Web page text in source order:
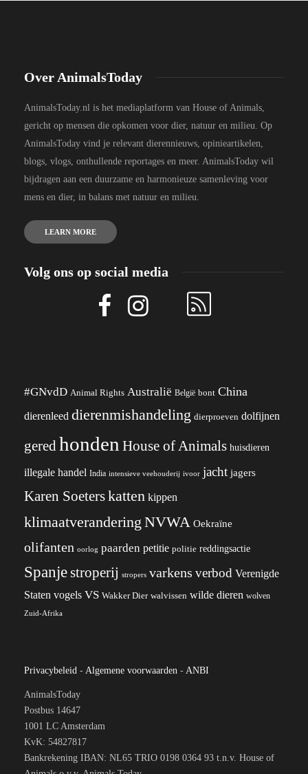
Over AnimalsToday
AnimalsToday.nl is het mediaplatform van House of Animals,
gericht op mensen die opkomen voor dier, natuur en milieu. Op
AnimalsToday vind je relevant dierennieuws, opinieartikelen,
blogs, vlogs, onthullende reportages en meer. AnimalsToday wil
bijdragen aan een duurzame en harmonieuze samenleving voor
mens en dier, in balans met natuur en milieu.
LEARN MORE
Volg ons op social media
#GNvdD Animal Rights Australië België bont China
dierenleed dierenmishandeling dierproeven dolfijnen
geredhonden House of Animals huisdieren
illegale handel India intensieve veehouderij ivoor jacht jagers
Karen Soeterskatten kippen
klimaatverandering NVWA Oekraïne
olifanten oorlog paarden petitie politie reddingsactie
Spanjestroperij stropers varkens verbod Verenigde
Staten vogels VS Wakker Dier walvissen wilde dieren wolven
Zuid-Afrika
Privacybeleid - Algemene voorwaarden - ANBI
AnimalsToday
Postbus 14647
1001 LC Amsterdam
KvK: 54827817
Bankrekening IBAN: NL65 TRIO 0198 0364 93 t.n.v. House of